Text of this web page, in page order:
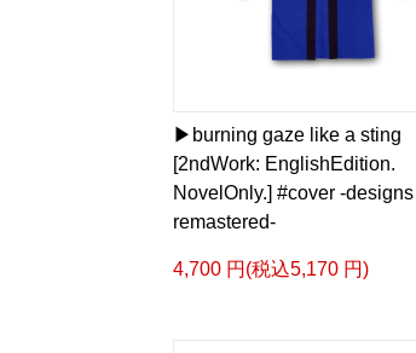
▶︎burning gaze like a sting
[2ndWork: EnglishEdition.
NovelOnly.] #cover -designs
remastered-
4,700 円(税込5,170 円)